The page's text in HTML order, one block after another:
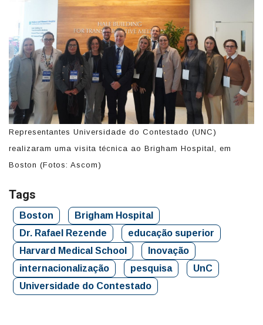
Representantes Universidade do Contestado (UNC)
realizaram uma visita técnica ao Brigham Hospital, em
Boston (Fotos: Ascom)
Tags
Boston
Brigham Hospital
Dr. Rafael Rezende
educação superior
Harvard Medical School
Inovação
internacionalização
pesquisa
UnC
Universidade do Contestado